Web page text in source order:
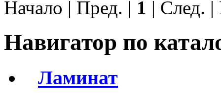
Начало | Пред. | 1 | След.
Навигатор по
Ламинат